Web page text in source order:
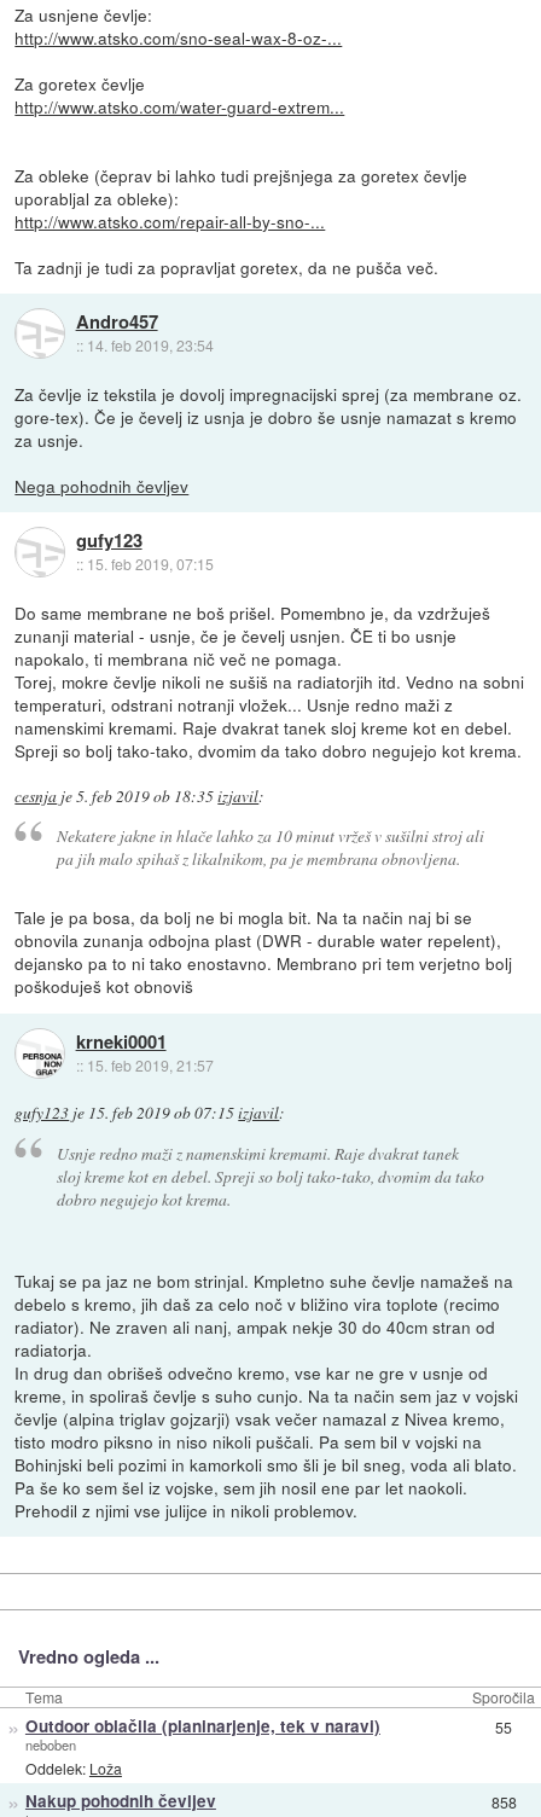
Za usnjene čevlje:
http://www.atsko.com/sno-seal-wax-8-oz-...
Za goretex čevlje
http://www.atsko.com/water-guard-extrem...
Za obleke (čeprav bi lahko tudi prejšnjega za goretex čevlje
uporabljal za obleke):
http://www.atsko.com/repair-all-by-sno-...
Ta zadnji je tudi za popravljat goretex, da ne pušča več.
Andro457
:: 14. feb 2019, 23:54
Za čevlje iz tekstila je dovolj impregnacijski sprej (za membrane oz.
gore-tex). Če je čevelj iz usnja je dobro še usnje namazat s kremo
za usnje.
Nega pohodnih čevljev
gufy123
:: 15. feb 2019, 07:15
Do same membrane ne boš prišel. Pomembno je, da vzdržuješ
zunanji material - usnje, če je čevelj usnjen. ČE ti bo usnje
napokalo, ti membrana nič več ne pomaga.
Torej, mokre čevlje nikoli ne sušiš na radiatorjih itd. Vedno na sobni
temperaturi, odstrani notranji vložek... Usnje redno maži z
namenskimi kremami. Raje dvakrat tanek sloj kreme kot en debel.
Spreji so bolj tako-tako, dvomim da tako dobro negujejo kot krema.
cesnja je5. feb 2019 ob 18:35izjavil:
Nekatere jakne in hlače lahko za 10 minut vržeš v sušilni stroj ali
pa jih malo spihaš z likalnikom, pa je membrana obnovljena.
Tale je pa bosa, da bolj ne bi mogla bit. Na ta način naj bi se
obnovila zunanja odbojna plast (DWR - durable water repelent),
dejansko pa to ni tako enostavno. Membrano pri tem verjetno bolj
poškoduješ kot obnoviš
krneki0001
:: 15. feb 2019, 21:57
gufy123 je 15. feb 2019 ob 07:15izjavil:
Usnje redno maži z namenskimi kremami. Raje dvakrat tanek
sloj kreme kot en debel. Spreji so bolj tako-tako, dvomim da tako
dobro negujejo kot krema.
Tukaj se pa jaz ne bom strinjal. Kmpletno suhe čevlje namažeš na
debelo s kremo, jih daš za celo noč v bližino vira toplote (recimo
radiator). Ne zraven ali nanj, ampak nekje 30 do 40cm stran od
radiatorja.
In drug dan obrišeš odvečno kremo, vse kar ne gre v usnje od
kreme, in spoliraš čevlje s suho cunjo. Na ta način sem jaz v vojski
čevlje (alpina triglav gojzarji) vsak večer namazal z Nivea kremo,
tisto modro piksno in niso nikoli puščali. Pa sem bil v vojski na
Bohinjski beli pozimi in kamorkoli smo šli je bil sneg, voda ali blato.
Pa še ko sem šel iz vojske, sem jih nosil ene par let naokoli.
Prehodil z njimi vse julijce in nikoli problemov.
Vredno ogleda ...
Tema Sporočila
» Outdoor oblačila (planinarjenje, tek v naravi)
neboben
Oddelek: Loža
55
» Nakup pohodnih čevljev 858